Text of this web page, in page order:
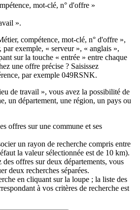
mot-clé, n° d'offre »
».
compétence, mot-clé, n° d'offre »,
par exemple, « serveur », « anglais »,
sur la touche « entrée » entre chaque
une offre précise ? Saisissez
par exemple 049RSNK.
de travail », vous avez la possibilité de
un département, une région, un pays ou
offres sur une commune et ses
un rayon de recherche compris entre
la valeur sélectionnée est de 10 km).
des offres sur deux départements, vous
deux recherches séparées.
en cliquant sur la loupe ; la liste des
à vos critères de recherche est